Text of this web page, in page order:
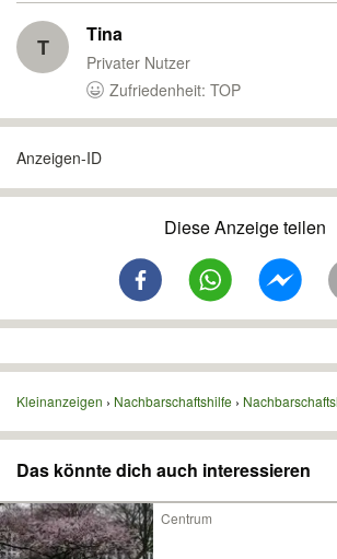
T Tina
Privater Nutzer
Zufriedenheit: TOP
Anzeigen-ID
Diese Anzeige teilen
Kleinanzeigen Nachbarschaftshilfe
Das könnte dich auch interessieren
Centrum